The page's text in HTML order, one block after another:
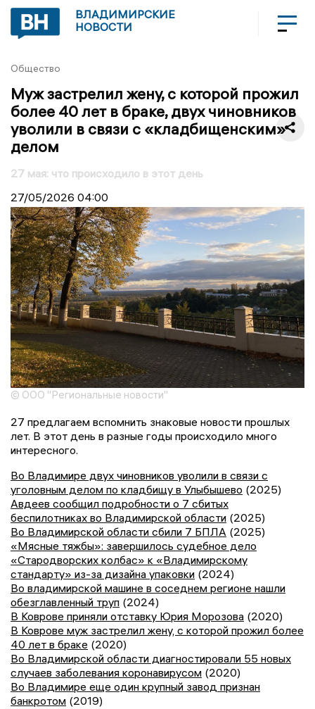
ВЛАДИМИРСКИЕ
НОВОСТИ
Общество
Муж застрелил жену, с которой прожил
более 40 лет в браке, двух чиновников
уволили в связи с «кладбищенским»
делом
27 мая: что происходило в этот день
27/05/2026 04:00
© ООО "Региональные новости"
27 предлагаем вспомнить знаковые новости прошлых
лет. В этот день в разные годы происходило много
интересного.
Во Владимире двух чиновников уволили в связи с
уголовным делом по кладбищу в Улыбышево (2025)
Авдеев сообщил подробности о 7 сбитых
беспилотниках во Владимирской области (2025)
Во Владимирской области сбили 7 БПЛА (2025)
«Мясные тяжбы»: завершилось судебное дело
«Стародворских колбас» к «Владимирскому
стандарту» из-за дизайна упаковки (2024)
Во владимирской машине в соседнем регионе нашли
обезглавленный труп (2024)
В Коврове приняли отставку Юрия Морозова (2020)
В Коврове муж застрелил жену, с которой прожил более
40 лет в браке (2020)
Во Владимирской области диагностировали 55 новых
случаев заболевания коронавирусом (2020)
Во Владимире еще один крупный завод признан
банкротом (2019)